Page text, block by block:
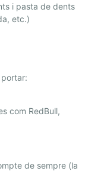
i pasta de dents
etc.)
com RedBull,
de sempre (la